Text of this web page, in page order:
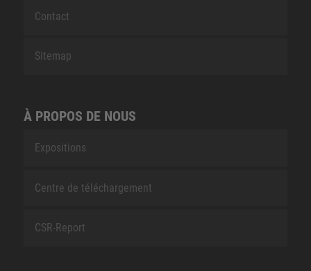
Contact
Sitemap
À PROPOS DE NOUS
Expositions
Centre de téléchargement
CSR-Report